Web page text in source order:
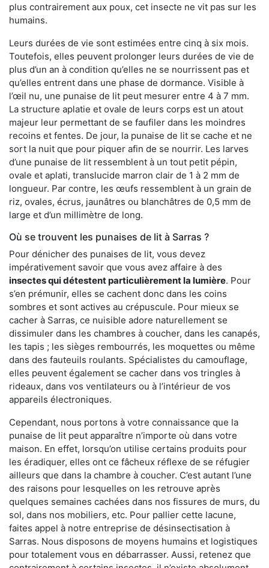
plus contrairement aux poux, cet insecte ne vit pas sur les
humains.
Leurs durées de vie sont estimées entre cinq à six mois.
Toutefois, elles peuvent prolonger leurs durées de vie de
plus d’un an à condition qu’elles ne se nourrissent pas et
qu’elles entrent dans une phase de dormance. Visible à
l’œil nu, une punaise de lit peut mesurer entre 4 à 7 mm.
La structure aplatie et ovale de leurs corps est un atout
majeur leur permettant de se faufiler dans les moindres
recoins et fentes. De jour, la punaise de lit se cache et ne
sort la nuit que pour piquer afin de se nourrir. Les larves
d’une punaise de lit ressemblent à un tout petit pépin,
ovale et aplati, translucide marron clair de 1 à 2 mm de
longueur. Par contre, les œufs ressemblent à un grain de
riz, ovales, écrus, jaunâtres ou blanchâtres de 0,5 mm de
large et d’un millimètre de long.
Où se trouvent les punaises de lit à Sarras ?
Pour dénicher des punaises de lit, vous devez
impérativement savoir que vous avez affaire à des
insectes qui détestent particulièrement la lumière. Pour
s’en prémunir, elles se cachent donc dans les coins
sombres et sont actives au crépuscule. Pour mieux se
cacher à Sarras, ce nuisible adore naturellement se
dissimuler dans les chambres à coucher, dans les canapés,
les tapis ; les sièges rembourrés, les moquettes ou même
dans des fauteuils roulants. Spécialistes du camouflage,
elles peuvent également se cacher dans vos tringles à
rideaux, dans vos ventilateurs ou à l’intérieur de vos
appareils électroniques.
Cependant, nous portons à votre connaissance que la
punaise de lit peut apparaître n’importe où dans votre
maison. En effet, lorsqu’on utilise certains produits pour
les éradiquer, elles ont ce fâcheux réflexe de se réfugier
ailleurs que dans la chambre à coucher. C’est autant l’une
des raisons pour lesquelles on les retrouve après
quelques semaines cachées dans nos fissures de murs, du
sol, dans nos mobiliers, etc. Pour pallier cette lacune,
faites appel à notre entreprise de désinsectisation à
Sarras. Nous disposons de moyens humains et logistiques
pour totalement vous en débarrasser. Aussi, retenez que